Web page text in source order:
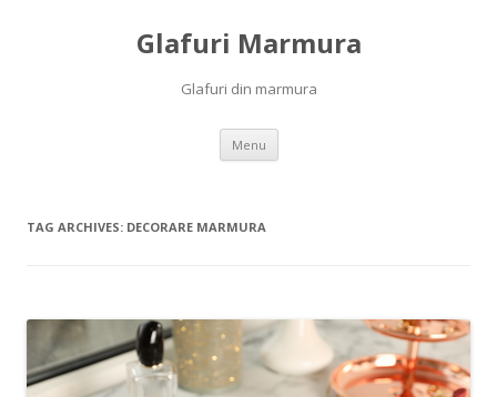
Glafuri Marmura
Glafuri din marmura
Menu Skip to content
TAG ARCHIVES: DECORARE MARMURA